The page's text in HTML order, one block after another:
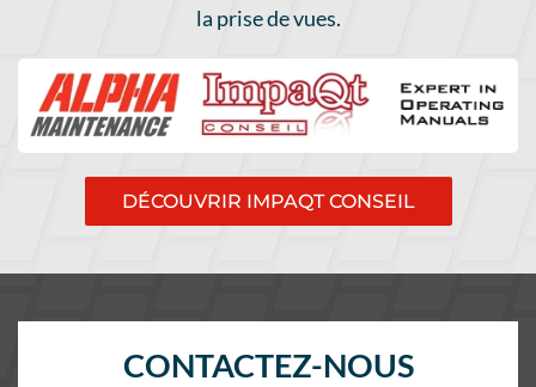
la prise de vues.
DÉCOUVRIR IMPAQT CONSEIL
CONTACTEZ-NOUS